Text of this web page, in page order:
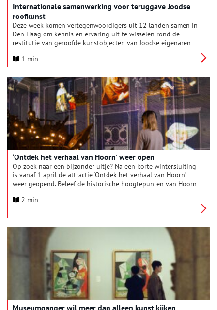
Internationale samenwerking voor teruggave Joodse
roofkunst
Deze week komen vertegenwoordigers uit 12 landen samen in
Den Haag om kennis en ervaring uit te wisselen rond de
restitutie van geroofde kunstobjecten van Joodse eigenaren
Antisemitismebestrijding (NCAB) is gastheer.
1 min
‘Ontdek het verhaal van Hoorn’ weer open
Op zoek naar een bijzonder uitje? Na een korte wintersluiting
is vanaf 1 april de attractie ‘Ontdek het verhaal van Hoorn’
weer geopend. Beleef de historische hoogtepunten van Hoorn
Statenpoort aan de Nieuwstraat komt de Hoornse geschiedenis
binnenstad. Hét inspirerende startpunt voor je ontdekking van
2 min
Museumganger wil meer dan alleen kunst kijken